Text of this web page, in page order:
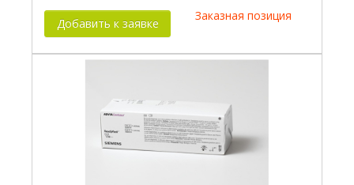
Добавить к заявке
Заказная позиция